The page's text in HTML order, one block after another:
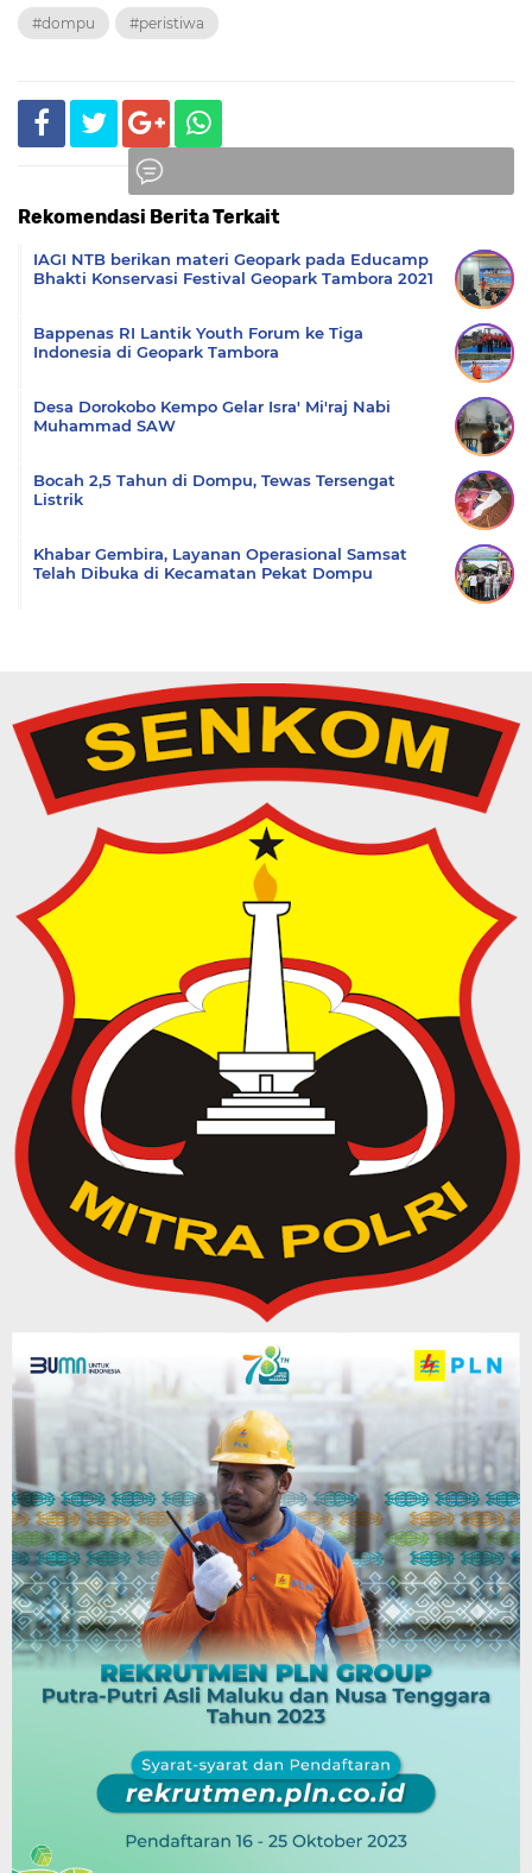
#dompu #peristiwa
Rekomendasi Berita Terkait
IAGI NTB berikan materi Geopark pada Educamp
Bhakti Konservasi Festival Geopark Tambora 2021
Bappenas RI Lantik Youth Forum ke Tiga
Indonesia di Geopark Tambora
Desa Dorokobo Kempo Gelar Isra' Mi'raj Nabi
Muhammad SAW
Bocah 2,5 Tahun di Dompu, Tewas Tersengat
Listrik
Khabar Gembira, Layanan Operasional Samsat
Telah Dibuka di Kecamatan Pekat Dompu